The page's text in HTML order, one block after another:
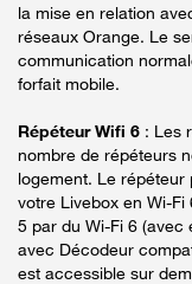
la mise en relation
réseaux Orange. Le
communication
forfait mobile.
Répéteur Wifi 6 : Les
nombre de répéteurs
logement. Le répéteur
votre Livebox en Wi-
5 par du Wi-Fi 6 (avec
avec Décodeur
est accessible sur